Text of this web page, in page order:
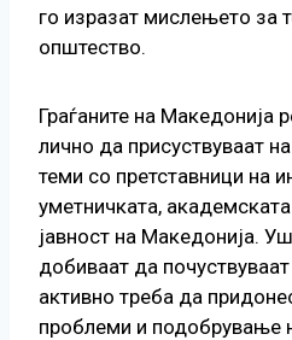
го изразат мислењето за
општество.
Граѓаните на Македонија
лично да присуствуваат
теми со претставници на
уметничката,
јавност на Македонија.
добиваат да
активно треба да
проблеми и подобрување